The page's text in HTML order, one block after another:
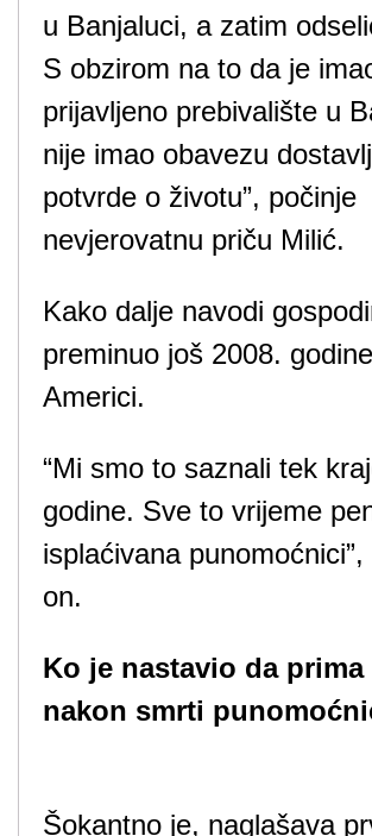
u Banjaluci, a zatim
S obzirom na to da je
prijavljeno prebivalište u
nije imao obavezu
potvrde o životu”, počinje
nevjerovatnu priču Milić.
Kako dalje navodi
preminuo još 2008.
Americi.
“Mi smo to saznali tek
godine. Sve to vrijeme
isplaćivana punomoćnici”,
on.
Ko je nastavio da prima
nakon smrti
Šokantno je, naglašava